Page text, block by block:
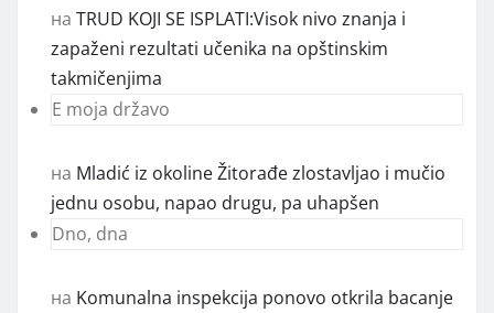
на TRUD KOJI SE ISPLATI:Visok nivo znanja i
zapaženi rezultati učenika na opštinskim
takmičenjima
E moja državo
на Mladić iz okoline Žitorađe zlostavljao i mučio
jednu osobu, napao drugu, pa uhapšen
Dno, dna
на Komunalna inspekcija ponovo otkrila bacanje